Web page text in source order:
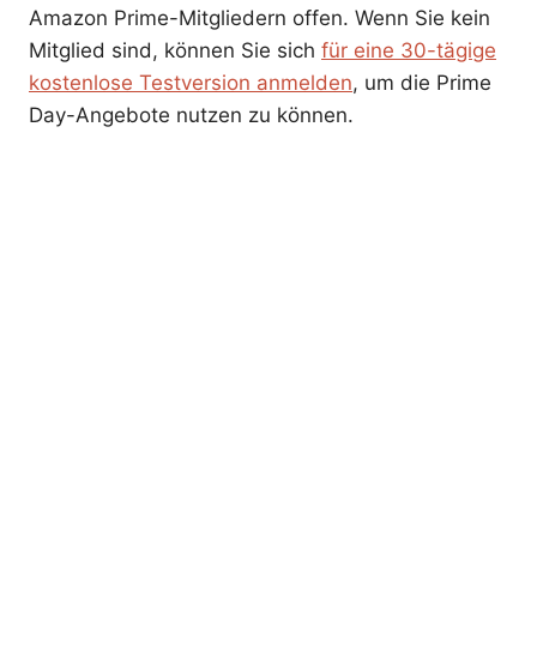
Amazon Prime-Mitgliedern offen. Wenn Sie kein
Mitglied sind, können Sie sich für eine 30-tägige
kostenlose Testversion anmelden, um die Prime
Day-Angebote nutzen zu können.